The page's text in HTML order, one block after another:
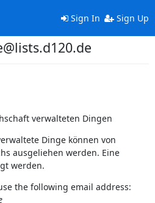
Sign In Sign Up
verwalteten Dingen
Dinge können von
ausgeliehen werden. Eine
werden.
the following email address: